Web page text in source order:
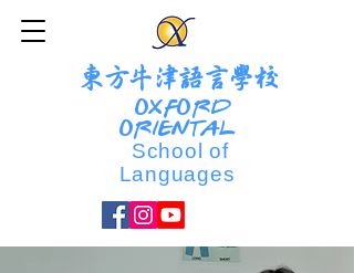
東方牛津語言學校
OXFORD
ORIENTAL
School of
Languages